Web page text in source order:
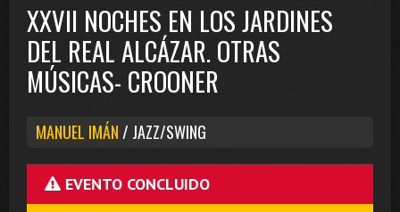
XXVII NOCHES EN LOS JARDINES
DEL REAL ALCÁZAR. OTRAS
MÚSICAS- CROONER
MANUEL IMÁN / JAZZ/SWING
EVENTO CONCLUIDO